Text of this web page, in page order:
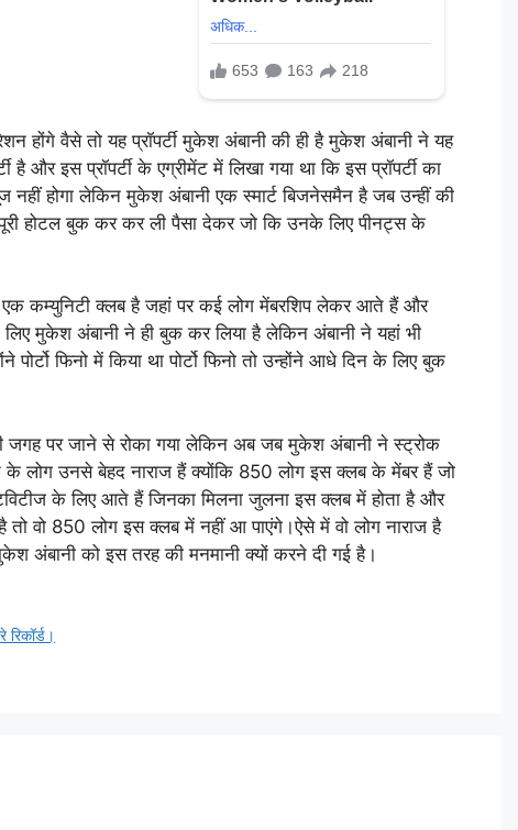
होंगे वैसे तो यह प्रॉपर्टी मुकेश अंबानी की ही है मुकेश अंबानी ने यह
है और इस प्रॉपर्टी के एग्रीमेंट में लिखा गया था कि इस प्रॉपर्टी का
नहीं होगा लेकिन मुकेश अंबानी एक स्मार्ट बिजनेसमैन है जब उन्हीं की
पूरी होटल बुक कर कर ली पैसा देकर जो कि उनके लिए पीनट्स के
एक कम्युनिटी क्लब है जहां पर कई लोग मेंबरशिप लेकर आते हैं और
लिए मुकेश अंबानी ने ही बुक कर लिया है लेकिन अंबानी ने यहां भी
फिनो में किया था पोर्टो फिनो तो उन्होंने आधे दिन के लिए बुक
जगह पर जाने से रोका गया लेकिन अब जब मुकेश अंबानी ने स्ट्रोक
के लोग उनसे बेहद नाराज हैं क्योंकि 850 लोग इस क्लब के मेंबर हैं जो
के लिए आते हैं जिनका मिलना जुलना इस क्लब में होता है और
वो 850 लोग इस क्लब में नहीं आ पाएंगे।ऐसे में वो लोग नाराज है
अंबानी को इस तरह की मनमानी क्यों करने दी गई है।